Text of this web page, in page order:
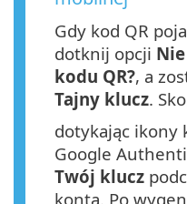
Gdy kod QR
dotknij opcji
kodu QR?, a
Tajny klucz.
dotykając ikony
Google
Twój klucz
konta. Po